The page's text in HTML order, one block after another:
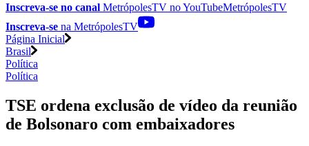
Inscreva-se no canal MetrópolesTV noYouTubeMetrópolesTV
Inscreva-se na MetrópolesTV
Página Inicial
Brasil
Política
Política
TSE ordena exclusão de vídeo da reunião
de Bolsonaro com embaixadores